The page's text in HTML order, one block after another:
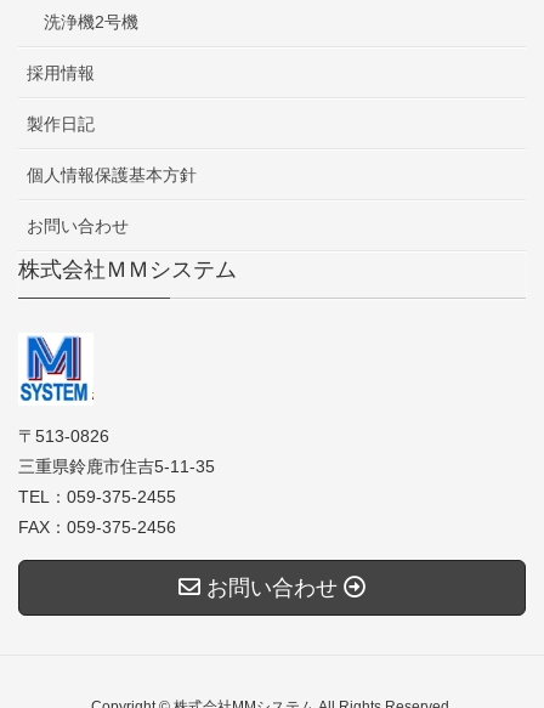
洗浄機2号機
採用情報
製作日記
個人情報保護基本方針
お問い合わせ
株式会社ＭＭシステム
〒513-0826
三重県鈴鹿市住吉5-11-35
TEL：059-375-2455
FAX：059-375-2456
お問い合わせ